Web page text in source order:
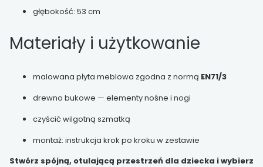
głębokość: 53 cm
Materiały i użytkowanie
malowana płyta meblowa zgodna z normą EN71/3
drewno bukowe — elementy nośne i nogi
czyścić wilgotną szmatką
montaż: instrukcja krok po kroku w zestawie
Stwórz spójną, otulającą przestrzeń dla dziecka i wybierz